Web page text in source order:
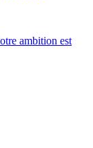
ambition est